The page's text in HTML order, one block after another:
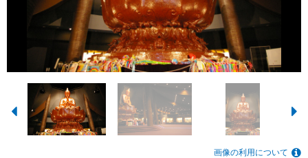
画像の利用について